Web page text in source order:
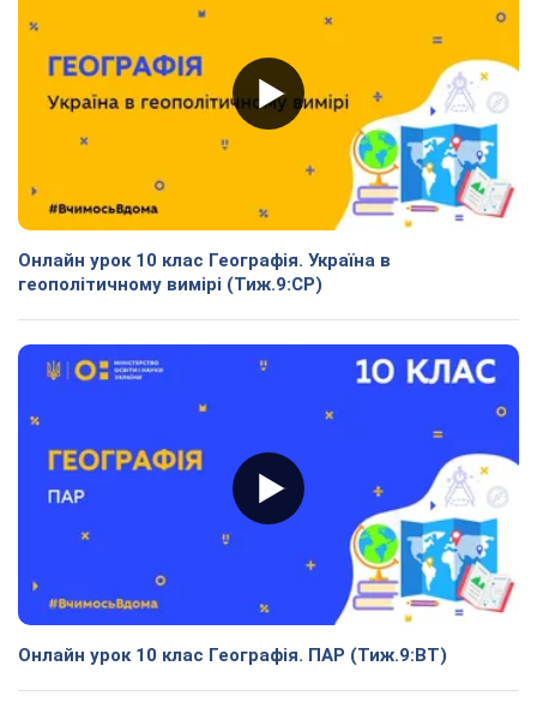
Онлайн урок 10 клас Географія. Україна в
геополітичному вимірі (Тиж.9:СР)
Онлайн урок 10 клас Географія. ПАР (Тиж.9:ВТ)